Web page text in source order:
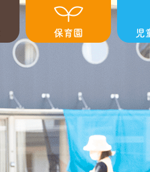
保育園 児